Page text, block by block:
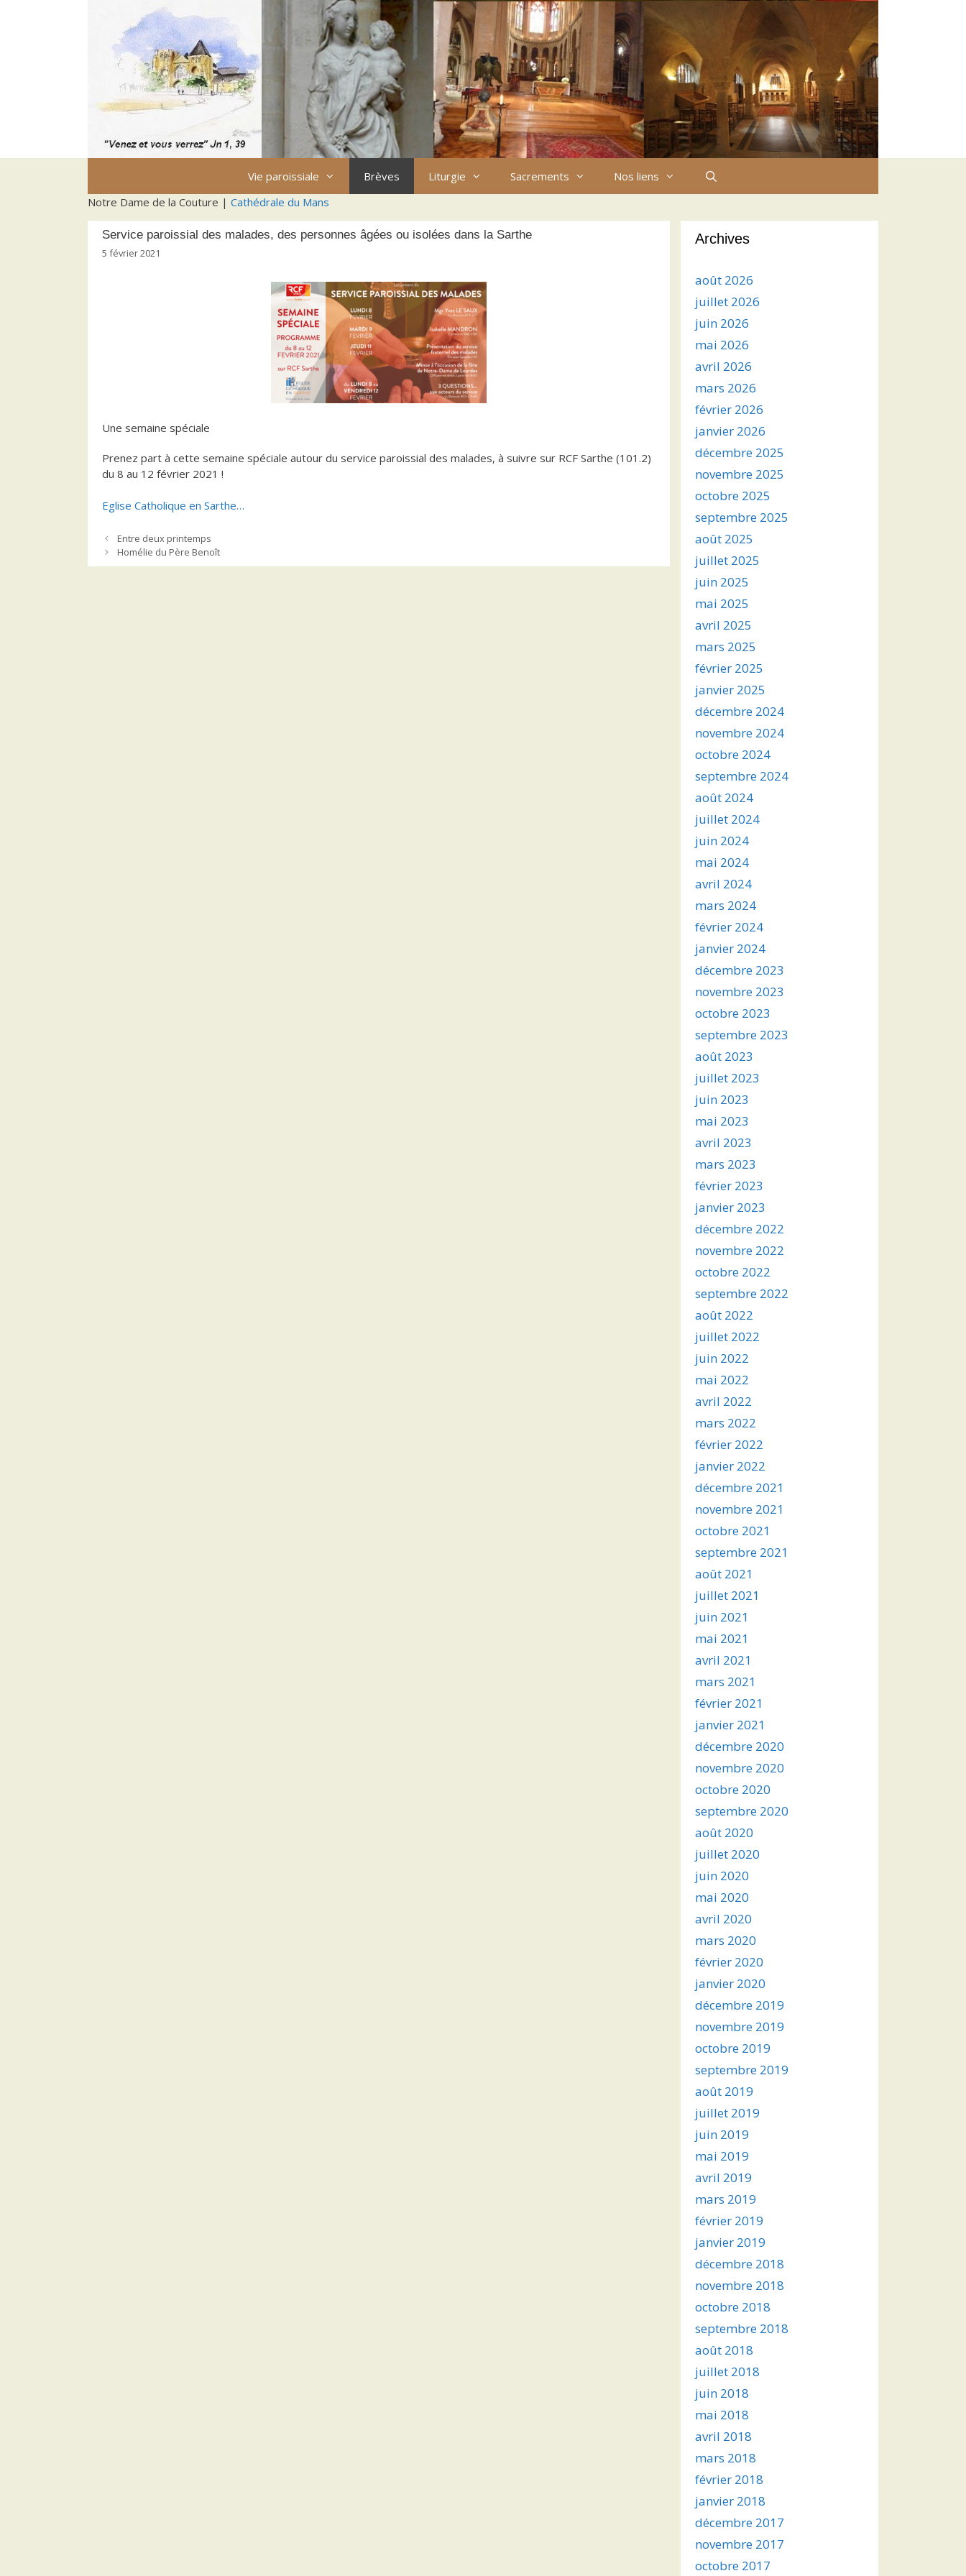
Vie paroissiale Brèves Liturgie Sacrements
Nos liens
Notre Dame de la Couture | Cathédrale du Mans
Service paroissial des malades, des personnes âgées ou isolées dans la Sarthe
5 février 2021
Une semaine spéciale
Prenez part à cette semaine spéciale autour du service paroissial des malades, à suivre sur RCF Sarthe (101.2)
du 8 au 12 février 2021 !
Eglise Catholique en Sarthe…
Entre deux printemps
Homélie du Père Benoît
Archives
août 2026
juillet 2026
juin 2026
mai 2026
avril 2026
mars 2026
février 2026
janvier 2026
décembre 2025
novembre 2025
octobre 2025
septembre 2025
août 2025
juillet 2025
juin 2025
mai 2025
avril 2025
mars 2025
février 2025
janvier 2025
décembre 2024
novembre 2024
octobre 2024
septembre 2024
août 2024
juillet 2024
juin 2024
mai 2024
avril 2024
mars 2024
février 2024
janvier 2024
décembre 2023
novembre 2023
octobre 2023
septembre 2023
août 2023
juillet 2023
juin 2023
mai 2023
avril 2023
mars 2023
février 2023
janvier 2023
décembre 2022
novembre 2022
octobre 2022
septembre 2022
août 2022
juillet 2022
juin 2022
mai 2022
avril 2022
mars 2022
février 2022
janvier 2022
décembre 2021
novembre 2021
octobre 2021
septembre 2021
août 2021
juillet 2021
juin 2021
mai 2021
avril 2021
mars 2021
février 2021
janvier 2021
décembre 2020
novembre 2020
octobre 2020
septembre 2020
août 2020
juillet 2020
juin 2020
mai 2020
avril 2020
mars 2020
février 2020
janvier 2020
décembre 2019
novembre 2019
octobre 2019
septembre 2019
août 2019
juillet 2019
juin 2019
mai 2019
avril 2019
mars 2019
février 2019
janvier 2019
décembre 2018
novembre 2018
octobre 2018
septembre 2018
août 2018
juillet 2018
juin 2018
mai 2018
avril 2018
mars 2018
février 2018
janvier 2018
décembre 2017
novembre 2017
octobre 2017